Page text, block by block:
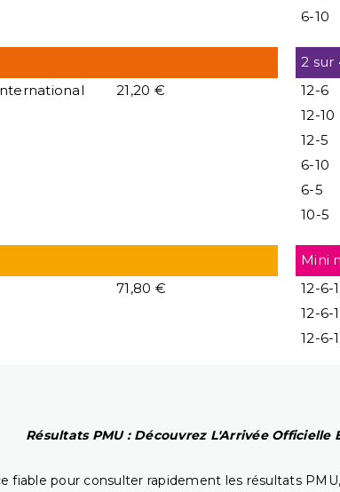
6-10
21,20 €
2 sur
12-6
12-10
12-5
6-10
6-5
10-5
71,80 €
Mini
12-6-
12-6-
12-6-
Résultats PMU : Découvrez L'Arrivée Officielle
fiable pour consulter rapidement les résultats